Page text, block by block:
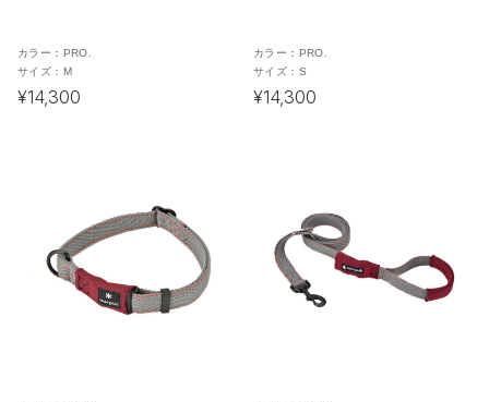
カラー： PRO.
サイズ： M
¥14,300
カラー： PRO.
サイズ： S
¥14,300